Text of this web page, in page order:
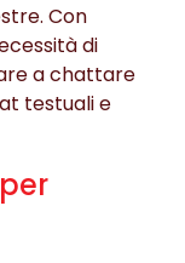
Con
di
a chattare
testuali e